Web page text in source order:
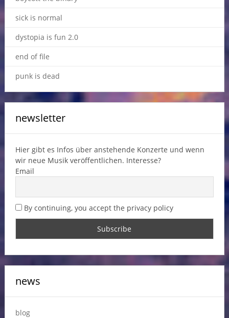
sick is normal
dystopia is fun 2.0
end of file
punk is dead
newsletter
Hier gibt es Infos über anstehende Konzerte und wenn
wir neue Musik veröffentlichen. Interesse?
Email
By continuing, you accept the privacy policy
news
blog